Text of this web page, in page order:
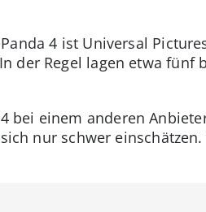
4 ist Universal
der Regel lagen etwa
bei einem anderen
nur schwer